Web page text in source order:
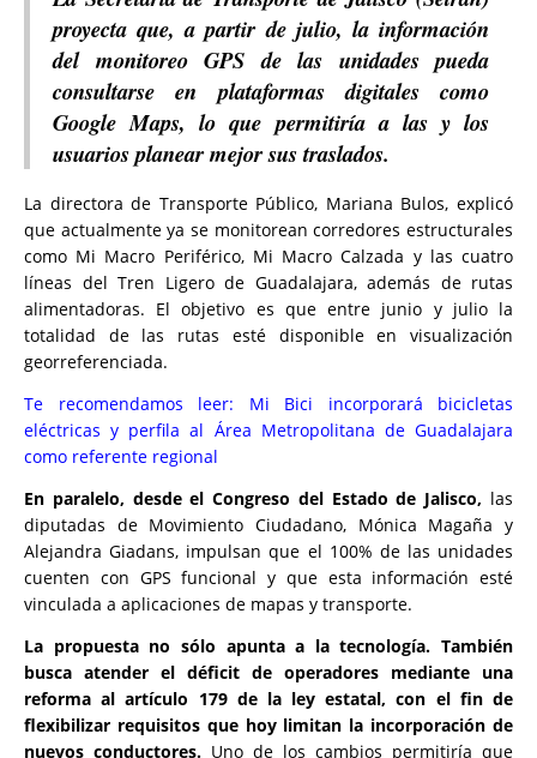
proyecta que, a partir de julio, la información
del monitoreo GPS de las unidades pueda
consultarse en plataformas digitales como
Google Maps, lo que permitiría a las y los
usuarios planear mejor sus traslados.
La directora de Transporte Público, Mariana Bulos, explicó
que actualmente ya se monitorean corredores estructurales
como Mi Macro Periférico, Mi Macro Calzada y las cuatro
líneas del Tren Ligero de Guadalajara, además de rutas
alimentadoras. El objetivo es que entre junio y julio la
totalidad de las rutas esté disponible en visualización
georreferenciada.
Te recomendamos leer: Mi Bici incorporará bicicletas
eléctricas y perfila al Área Metropolitana de Guadalajara
como referente regional
En paralelo, desde el Congreso del Estado de Jalisco, las
diputadas de Movimiento Ciudadano, Mónica Magaña y
Alejandra Giadans, impulsan que el 100% de las unidades
cuenten con GPS funcional y que esta información esté
vinculada a aplicaciones de mapas y transporte.
La propuesta no sólo apunta a la tecnología. También
busca atender el déficit de operadores mediante una
reforma al artículo 179 de la ley estatal, con el fin de
flexibilizar requisitos que hoy limitan la incorporación de
nuevos conductores. Uno de los cambios permitiría que